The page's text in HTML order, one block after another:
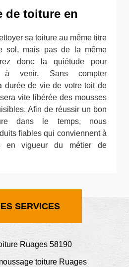
de toiture en
sa toiture au même titre
sol, mais pas de la même
donc la quiétude pour
à venir. Sans compter
durée de vie de votre toit de
vite libérée des mousses
Afin de réussir un bon
dans le temps, nous
fiables qui conviennent à
en vigueur du métier de
SERVICES
Ruages 58190
toiture Ruages